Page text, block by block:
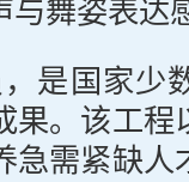
与舞姿表达
是国家少
果。该工程
急需紧缺人